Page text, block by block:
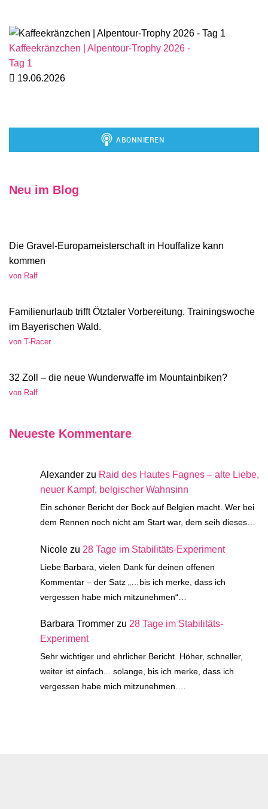
Kaffeekränzchen | Alpentour-Trophy 2026 -
Tag 1
19.06.2026
Neu im Blog
Die Gravel-Europameisterschaft in Houffalize kann
kommen
von Ralf
Familienurlaub trifft Ötztaler Vorbereitung. Trainingswoche
im Bayerischen Wald.
von T-Racer
32 Zoll – die neue Wunderwaffe im Mountainbiken?
von Ralf
Neueste Kommentare
Alexander zu Raid des Hautes Fagnes – alte Liebe,
neuer Kampf, belgischer Wahnsinn
Ein schöner Bericht der Bock auf Belgien macht. Wer bei
dem Rennen noch nicht am Start war, dem seih dieses…
Nicole zu 28 Tage im Stabilitäts-Experiment
Liebe Barbara, vielen Dank für deinen offenen
Kommentar – der Satz „…bis ich merke, dass ich
vergessen habe mich mitzunehmen“…
Barbara Trommer zu 28 Tage im Stabilitäts-
Experiment
Sehr wichtiger und ehrlicher Bericht. Höher, schneller,
weiter ist einfach... solange, bis ich merke, dass ich
vergessen habe mich mitzunehmen.…